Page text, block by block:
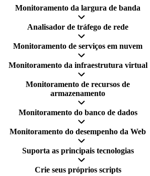
Monitoramento da largura de banda
Analisador de tráfego de rede
Monitoramento de serviços em nuvem
Monitoramento da infraestrutura virtual
Monitoramento de recursos de
armazenamento
Monitoramento do banco de dados
Monitoramento do desempenho da Web
Suporta as principais tecnologias
Crie seus próprios scripts